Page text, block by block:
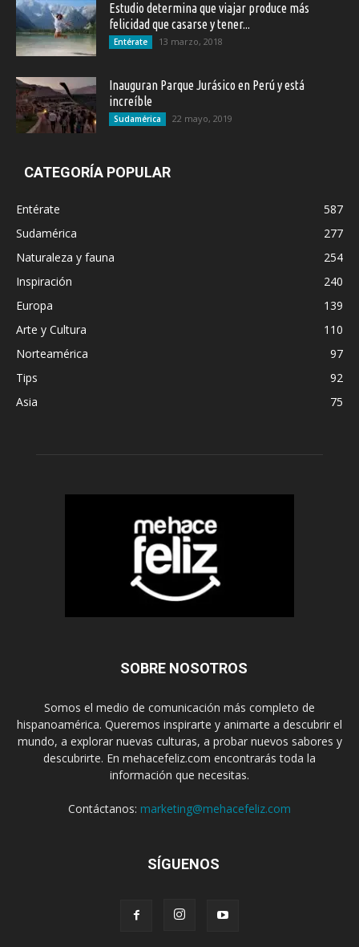
Estudio determina que viajar produce más
felicidad que casarse y tener...
Entérate 13 marzo, 2018
Inauguran Parque Jurásico en Perú y está
increíble
Sudamérica 22 mayo, 2019
CATEGORÍA POPULAR
Entérate
587
Sudamérica
277
Naturaleza y fauna
254
Inspiración
240
Europa
139
Arte y Cultura
110
Norteamérica
97
Tips
92
Asia
75
SOBRE NOSOTROS
Somos el medio de comunicación más completo de
hispanoamérica. Queremos inspirarte y animarte a descubrir el
mundo, a explorar nuevas culturas, a probar nuevos sabores y
descubrirte. En mehacefeliz.com encontrarás toda la
información que necesitas.
Contáctanos: marketing@mehacefeliz.com
SÍGUENOS